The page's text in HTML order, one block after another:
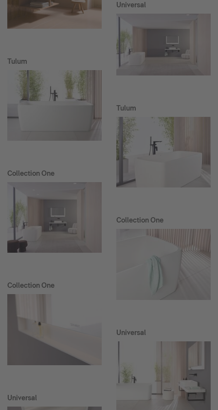
Tulum
Collection One
Collection One
Universal
Universal
Tulum
Collection One
Universal